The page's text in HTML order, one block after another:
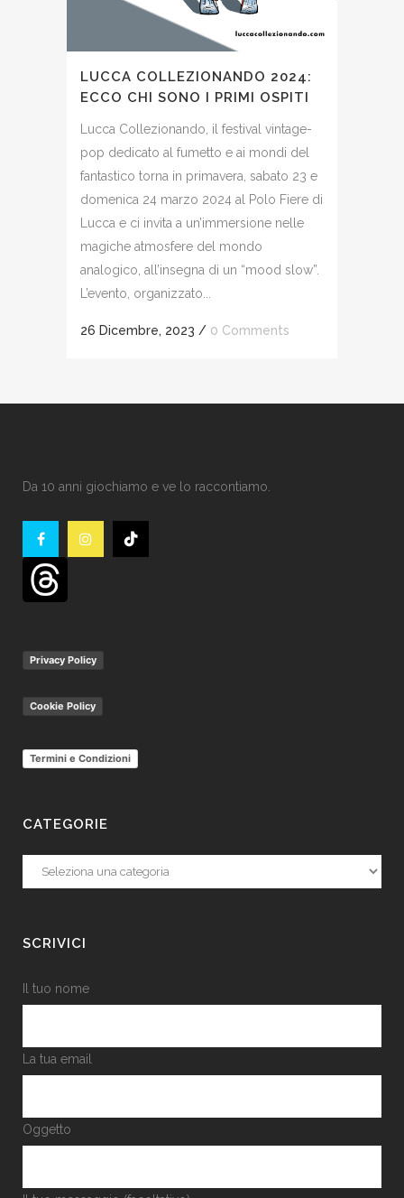
LUCCA COLLEZIONANDO 2024:
ECCO CHI SONO I PRIMI OSPITI
Lucca Collezionando, il festival vintage-
pop dedicato al fumetto e ai mondi del
fantastico torna in primavera, sabato 23 e
domenica 24 marzo 2024 al Polo Fiere di
Lucca e ci invita a un’immersione nelle
magiche atmosfere del mondo
analogico, all’insegna di un “mood slow”.
L’evento, organizzato...
26 Dicembre, 2023 / 0 Comments
Da 10 anni giochiamo e ve lo raccontiamo.
Privacy Policy
Cookie Policy
Termini e Condizioni
CATEGORIE
Categorie
SCRIVICI
Il tuo nome
La tua email
Oggetto